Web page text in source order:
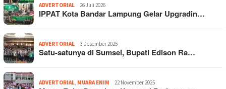
ADVERTORIAL 26 Juli 2026
IPPAT Kota Bandar Lampung Gelar Upgradin…
ADVERTORIAL 3 Desember 2025
Satu-satunya di Sumsel, Bupati Edison Ra…
ADVERTORIAL MUARA ENIM 22 November 2025